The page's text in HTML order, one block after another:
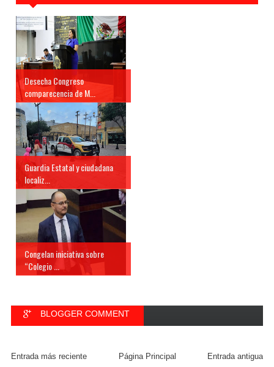
Desecha Congreso
comparecencia de M...
Guardia Estatal y ciudadana
localiz...
Congelan iniciativa sobre
“Colegio ...
BLOGGER COMMENT
Entrada más reciente Entrada antigua
Página Principal